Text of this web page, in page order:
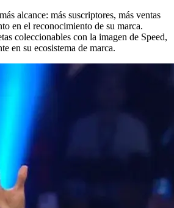
alcance: más suscriptores, más ventas
en el reconocimiento de su marca.
coleccionables con la imagen de Speed,
en su ecosistema de marca.